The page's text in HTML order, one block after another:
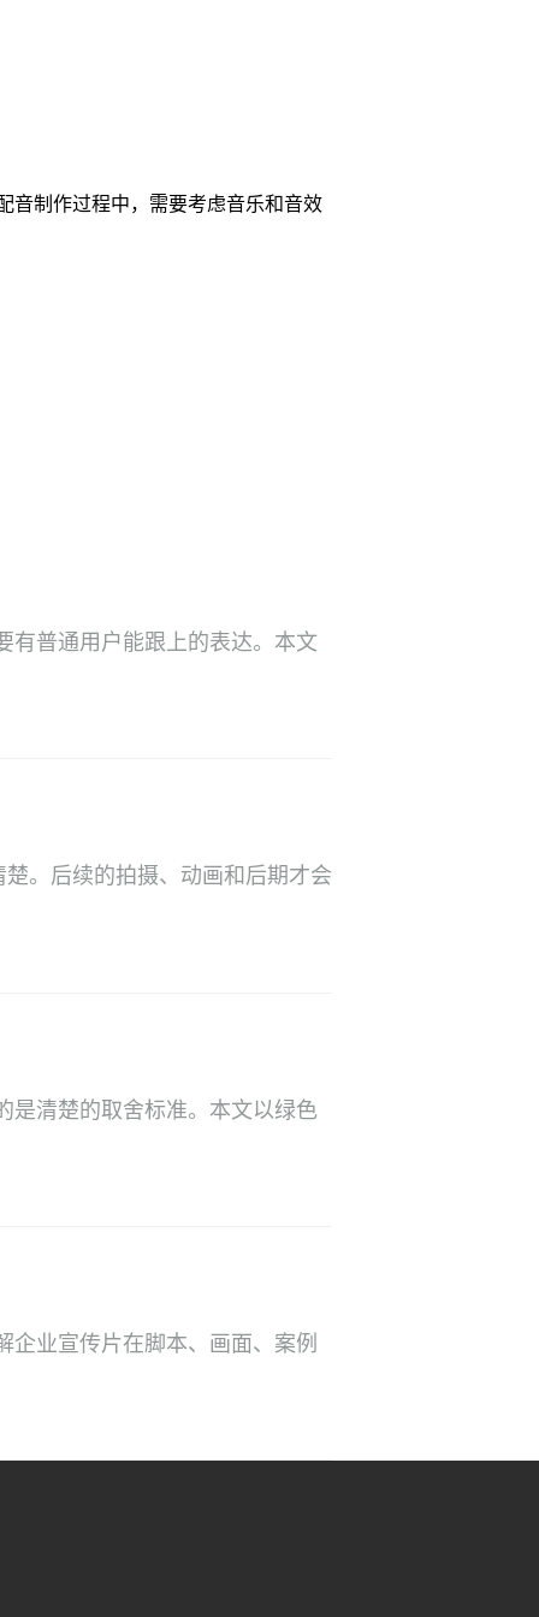
音制作过程中，需要考虑音乐和音效
有普通用户能跟上的表达。本文
。后续的拍摄、动画和后期才会
是清楚的取舍标准。本文以绿色
企业宣传片在脚本、画面、案例